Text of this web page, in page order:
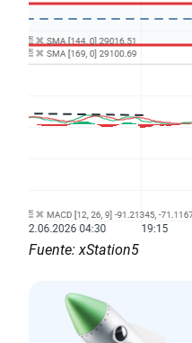
Fuente: xStation5